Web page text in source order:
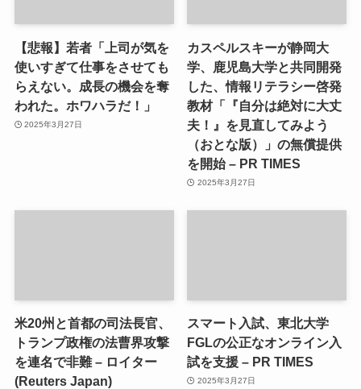
【悲報】若者「上司が気を
使いすぎて仕事をさせても
らえない。成長の機会を奪
われた。ホワハラだ！」
2025年3月27日
カスペルスキーが静岡大
学、鹿児島大学と共同開発
した、情報リテラシー啓発
教材「『自分は絶対に大丈
夫！』を見直してみよう
（おとな版）」の無償提供
を開始 – PR TIMES
2025年3月27日
米20州と首都の司法長官、
トランプ政権の法曹界攻撃
を連名で非難 – ロイター
(Reuters Japan)
スマート入試、東北大学
FGLの公正なオンライン入
試を支援 – PR TIMES
2025年3月27日